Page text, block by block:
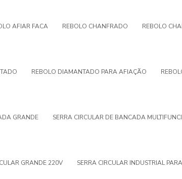
AFIAR FACA REBOLO CHANFRADO REBOLO
REBOLO DIAMANTADO PARA AFIAÇÃO
GRANDE SERRA CIRCULAR DE BANCADA
GRANDE 220V SERRA CIRCULAR INDUSTRIAL